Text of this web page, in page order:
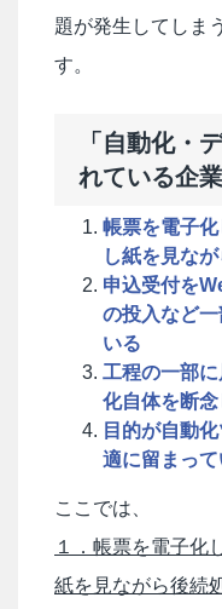
題が発生してしま
す。
「自動化・
れている企
帳票を電子
し紙を見な
申込受付を
の投入など
いる
工程の一部
化自体を断
目的が自動
適に留まって
ここでは、
１．帳票を電子化
紙を見ながら後続